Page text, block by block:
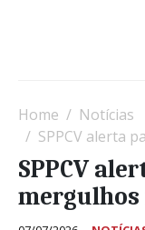
Home
Notícias
SPPCV alerta
SPPCV
mergulhos